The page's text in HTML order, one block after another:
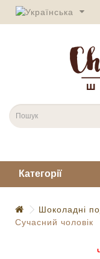
Категорії
Шоколадні
Сучасний чоловік